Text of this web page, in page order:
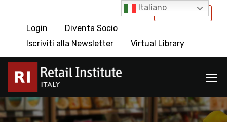
International
Login
Diventa Socio
Iscriviti alla Newsletter
Virtual Library
Italiano